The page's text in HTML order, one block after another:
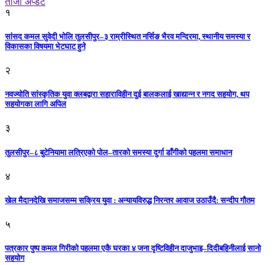
१
सांसद कमल सुवेदी भोलि तुलसीपुर–३ राम्रीस्थित नर्सिङ भैरव मन्दिरमा, स्थानीय समस्या र
विकासका विषयमा भेटघाट हुने
२
नवज्योति सांस्कृतिक युवा क्लबद्वारा सहाराविहीन दुई बालकलाई खाद्यान्न र नगद सहयोग, थप
सहयोगका लागि अपिल
३
तुलसीपुर–८ बुटेनियामा लत्रिएको पोल–तारको समस्या दुर्गा डाँगीको पहलमा समाधान
४
खेल मैदानदेखि समाजसम्म सक्रिय युवा : अन्यायविरुद्ध निरन्तर आवाज उठाउँदै: सन्दीप गौतम
५
पत्रकार पुष्प कमल गिरीको पहलमा एकै घरका ४ जना दृष्टिविहीन दाजुभाइ–दिदीबहिनीलाई सानो
सहयोग